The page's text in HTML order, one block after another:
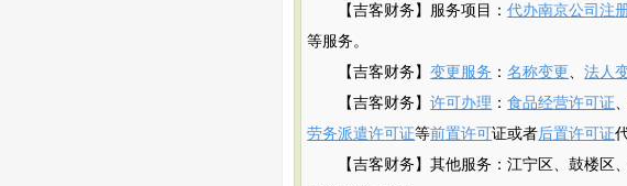
【吉客财务】服务项目：代办南京公司注
等服务。
【吉客财务】变更服务 ：名称变更、法人
【吉客财务】许可办理 ：食品经营许可证
劳务派遣许可证等前置许可证或者后置许可证
【吉客财务】其他服务：江宁区、鼓楼